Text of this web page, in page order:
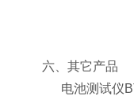
六、其它产品
电池测试仪